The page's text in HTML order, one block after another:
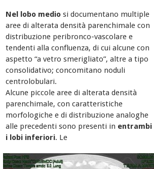
Nel lobo mediosi documentano multiple
aree di alterata densità parenchimale con
distribuzione peribronco-vascolare e
tendenti alla confluenza, di cui alcune con
aspetto “a vetro smerigliato”, altre a tipo
consolidativo; concomitano noduli
centrolobulari.
Alcune piccole aree di alterata densità
parenchimale, con caratteristiche
morfologiche e di distribuzione analoghe
alle precedenti sono presenti in entrambi
i lobi inferiori. Le